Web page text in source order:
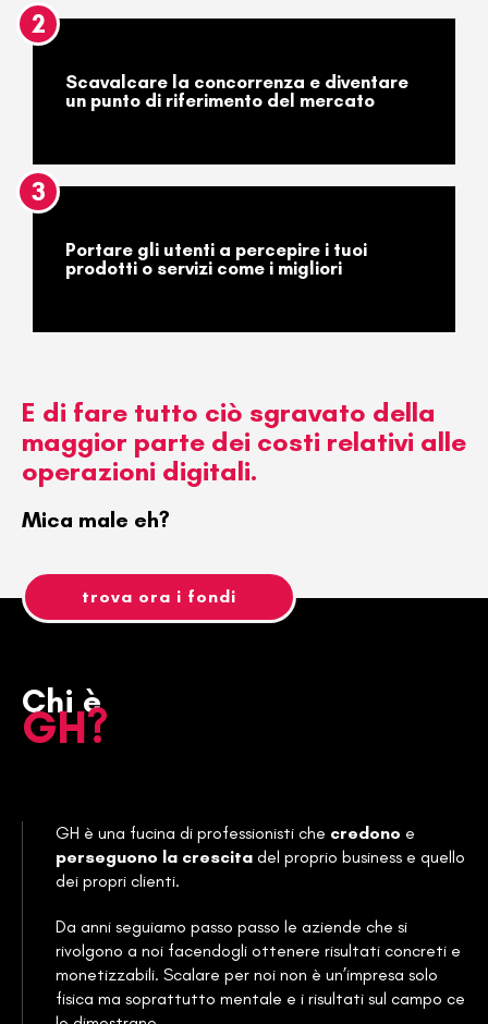
Scavalcare la concorrenza e diventare
un punto di riferimento del mercato
2
Portare gli utenti a percepire i tuoi
prodotti o servizi come i migliori
3
E di fare tutto ciò sgravato della
maggior parte dei costi relativi alle
operazioni digitali.
Mica male eh?
trova ora i fondi
Chi è
GH?
GH è una fucina di professionisti che credono e
perseguono la crescita del proprio business e quello
dei propri clienti.
Da anni seguiamo passo passo le aziende che si
rivolgono a noi facendogli ottenere risultati concreti e
monetizzabili. Scalare per noi non è un’impresa solo
fisica ma soprattutto mentale e i risultati sul campo ce